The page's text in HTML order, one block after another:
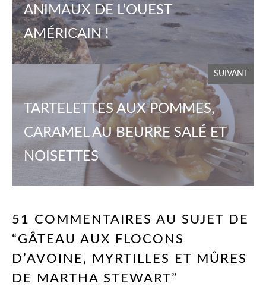
ANIMAUX DE L’OUEST
AMÉRICAIN !
SUIVANT
TARTELETTES AUX POMMES,
CARAMEL AU BEURRE SALÉ ET
NOISETTES
51 COMMENTAIRES AU SUJET DE
“GÂTEAU AUX FLOCONS
D’AVOINE, MYRTILLES ET MÛRES
DE MARTHA STEWART”